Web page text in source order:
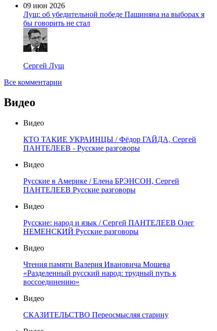
09 июн 2026
Лущ: об убедительной победе Пашиняна на выборах я
бы говорить не стал
Сергей Лущ
Все комментарии
Видео
Видео
КТО ТАКИЕ УКРАИНЦЫ / Фёдор ГАЙДА, Сергей
ПАНТЕЛЕЕВ - Русские разговоры
Видео
Русские в Америке / Елена БРЭНСОН, Сергей
ПАНТЕЛЕЕВ Русские разговоры
Видео
Русские: народ и язык / Сергей ПАНТЕЛЕЕВ Олег
НЕМЕНСКИЙ Русские разговоры
Видео
Чтения памяти Валерия Ивановича Мошева
«Разделенный русский народ: трудный путь к
воссоединению»
Видео
СКАЗИТЕЛЬСТВО Переосмысляя старину